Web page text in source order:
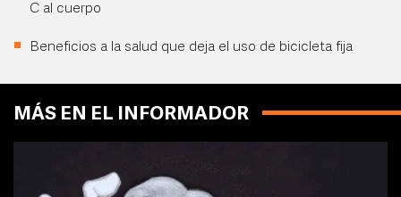
C al cuerpo
Beneficios a la salud que deja el uso de bicicleta fija
MÁS EN EL INFORMADOR